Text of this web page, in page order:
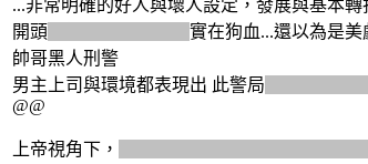
...非常明確的好人與壞人設定，發展與基本
開頭
實在狗血...還以為是
帥哥黑人刑警
男主上司與環境都表現出 此警局
@@
上帝視角下，